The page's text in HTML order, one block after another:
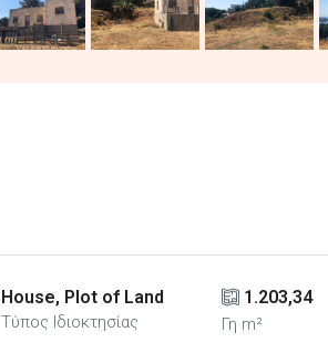
House, Plot of Land
Τύπος Ιδιοκτησίας
1.203,34
Γη m²